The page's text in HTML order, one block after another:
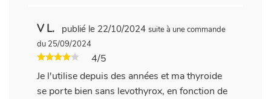
V L. publié le 22/10/2024suite à une commande
du 25/09/2024
4/5
Je l'utilise depuis des années et ma thyroide
se porte bien sans levothyrox, en fonction de